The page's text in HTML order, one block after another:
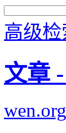
高级检
文章